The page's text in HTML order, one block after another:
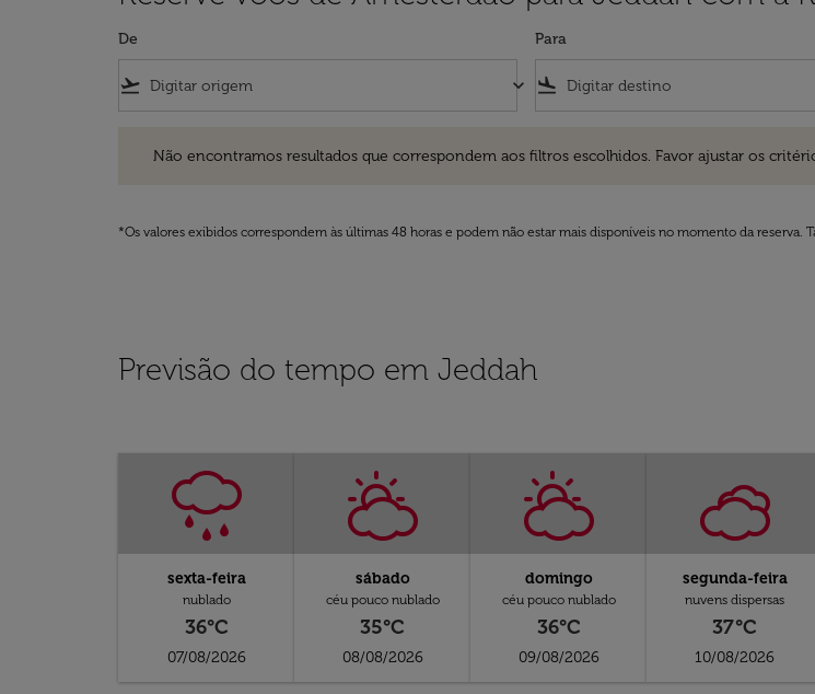
De
flight_takeoff keyboard_arrow_down
Para
flight_land
Não encontramos resultados que correspondem aos filtros escolhidos. Favor ajustar os
*Os valores exibidos correspondem às últimas 48 horas e podem não estar mais disponíveis no momento da reserva.
Previsão do tempo em Jeddah
sexta-feira
nublado
36°C
07/08/2026
sábado
céu pouco nublado
35°C
08/08/2026
domingo
céu pouco nublado
36°C
09/08/2026
segunda-feira
nuvens dispersas
37°C
10/08/2026